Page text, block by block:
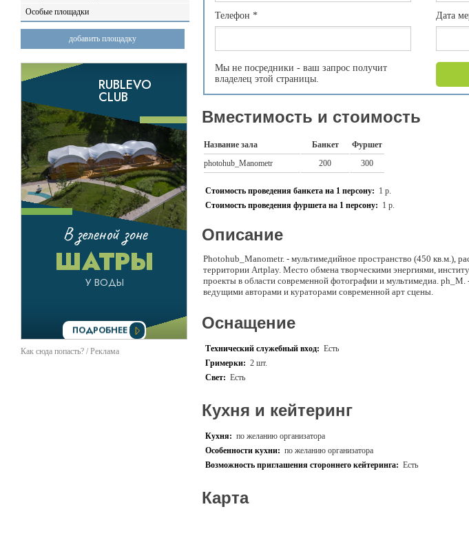
Особые площадки
добавить площадку
Как сюда попасть? / Реклама
Телефон *
Мы не посредники - ваш запрос получит
владелец этой страницы.
Дата
Вместимость и стоимость
Название зала Банкет
Фуршет
photohub_Manometr
200 300
Стоимость проведения банкета на 1 персону: 1 р.
Стоимость проведения фуршета на 1 персону: 1 р.
Описание
Photohub_Manometr. - мультимедийное пространство (450 кв.м.),
территории Artplay. Место обмена творческими энергиями,
проекты в области современной фотографии и мультимедиа. ph_M.
ведущими авторами и кураторами современной арт сцены.
Оснащение
Технический служебный вход: Есть
Гримерки: 2 шт.
Свет: Есть
Кухня и кейтеринг
Кухня: по желанию организатора
Особенности кухни: по желанию организатора
Возможность приглашения стороннего кейтеринга: Есть
Карта